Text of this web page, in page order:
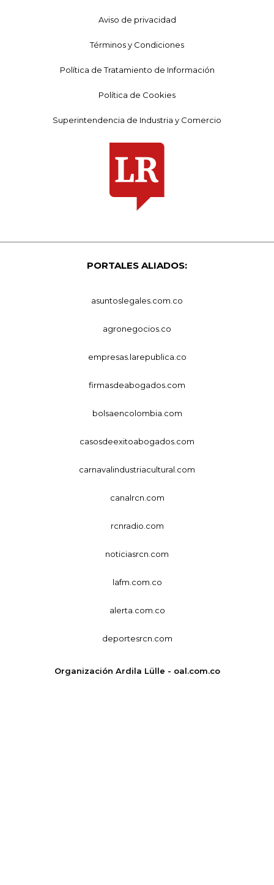
Aviso de privacidad
Términos y Condiciones
Política de Tratamiento de Información
Política de Cookies
Superintendencia de Industria y Comercio
PORTALES ALIADOS:
asuntoslegales.com.co
agronegocios.co
empresas.larepublica.co
firmasdeabogados.com
bolsaencolombia.com
casosdeexitoabogados.com
carnavalindustriacultural.com
canalrcn.com
rcnradio.com
noticiasrcn.com
lafm.com.co
alerta.com.co
deportesrcn.com
Organización Ardila Lülle - oal.com.co